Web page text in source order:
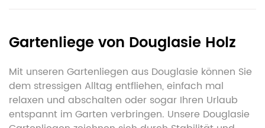
Gartenliege von Douglasie Holz
Mit unseren Gartenliegen aus Douglasie können Sie
dem stressigen Alltag entfliehen, einfach mal
relaxen und abschalten oder sogar Ihren Urlaub
entspannt im Garten verbringen. Unsere Douglasie